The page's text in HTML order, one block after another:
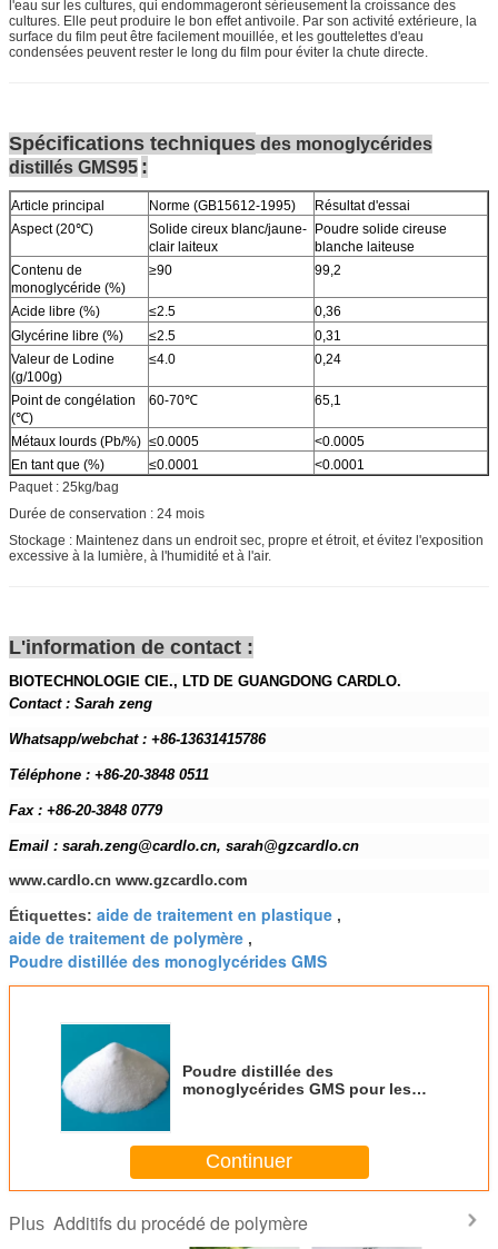
l'eau sur les cultures, qui endommageront sérieusement la croissance des
cultures. Elle peut produire le bon effet antivoile. Par son activité extérieure, la
surface du film peut être facilement mouillée, et les gouttelettes d'eau
condensées peuvent rester le long du film pour éviter la chute directe.
Spécifications techniques des monoglycérides
distillés GMS95 :
Article principal Norme (GB15612-1995)
Résultat d'essai
Aspect (20℃)
Solide cireux blanc/jaune-
clair laiteux
Poudre solide cireuse
blanche laiteuse
Contenu de
monoglycéride (%)
≥90 99,2
Acide libre (%) ≤2.5
0,36
Glycérine libre (%)
≤2.5
0,31
Valeur de Lodine
(g/100g)
≤4.0 0,24
Point de congélation
(℃)
60-70℃ 65,1
Métaux lourds (Pb/%) ≤0.0005
<0.0005
En tant que (%)
≤0.0001
<0.0001
Paquet : 25kg/bag
Durée de conservation : 24 mois
Stockage : Maintenez dans un endroit sec, propre et étroit, et évitez l'exposition
excessive à la lumière, à l'humidité et à l'air.
L'information de contact :
BIOTECHNOLOGIE CIE., LTD DE GUANGDONG CARDLO.
Contact : Sarah zeng
Whatsapp/webchat : +86-13631415786
Téléphone : +86-20-3848 0511
Fax : +86-20-3848 0779
Email : sarah.zeng@cardlo.cn, sarah@gzcardlo.cn
www.cardlo.cn www.gzcardlo.com
Étiquettes: aide de traitement en plastique ,
aide de traitement de polymère ,
Poudre distillée des monoglycérides GMS
Poudre distillée des
monoglycérides GMS pour les
Continuer
Plus Additifs du procédé de polymère